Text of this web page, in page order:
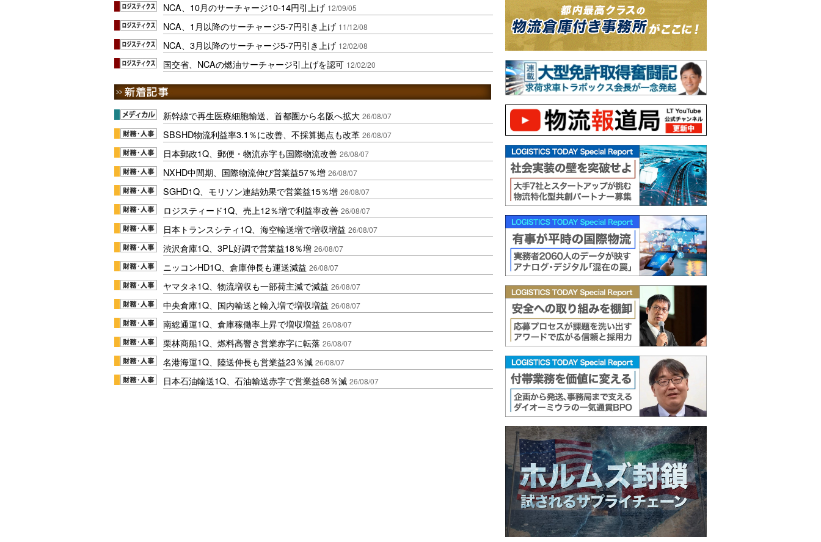
NCA、10月のサーチャージ10-14円引上げ 12/09/05
NCA、1月以降のサーチャージ5-7円引き上げ 11/12/08
NCA、3月以降のサーチャージ5-7円引き上げ 12/02/08
国交省、NCAの燃油サーチャージ引上げを認可 12/02/20
新幹線で再生医療細胞輸送、首都圏から名阪へ拡大 26/08/07
SBSHD物流利益率3.1％に改善、不採算拠点も改革 26/08/07
日本郵政1Q、郵便・物流赤字も国際物流改善 26/08/07
NXHD中間期、国際物流伸び営業益57％増 26/08/07
SGHD1Q、モリソン連結効果で営業益15％増 26/08/07
ロジスティード1Q、売上12％増で利益率改善 26/08/07
日本トランスシティ1Q、海空輸送増で増収増益 26/08/07
渋沢倉庫1Q、3PL好調で営業益18％増 26/08/07
ニッコンHD1Q、倉庫伸長も運送減益 26/08/07
ヤマタネ1Q、物流増収も一部荷主減で減益 26/08/07
中央倉庫1Q、国内輸送と輸入増で増収増益 26/08/07
南総通運1Q、倉庫稼働率上昇で増収増益 26/08/07
栗林商船1Q、燃料高響き営業赤字に転落 26/08/07
名港海運1Q、陸送伸長も営業益23％減 26/08/07
日本石油輸送1Q、石油輸送赤字で営業益68％減 26/08/07